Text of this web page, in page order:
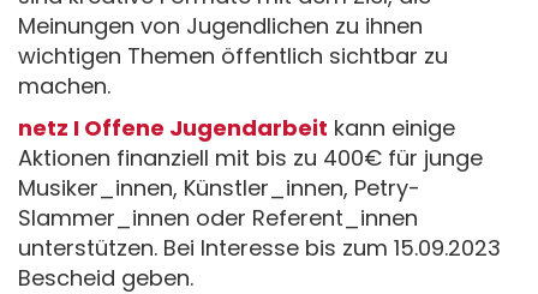
Meinungen von Jugendlichen zu ihnen
wichtigen Themen öffentlich sichtbar zu
machen.
netz I Offene Jugendarbeit kann einige
Aktionen finanziell mit bis zu 400€ für junge
Musiker_innen, Künstler_innen, Petry-
Slammer_innen oder Referent_innen
unterstützen. Bei Interesse bis zum 15.09.2023
Bescheid geben.